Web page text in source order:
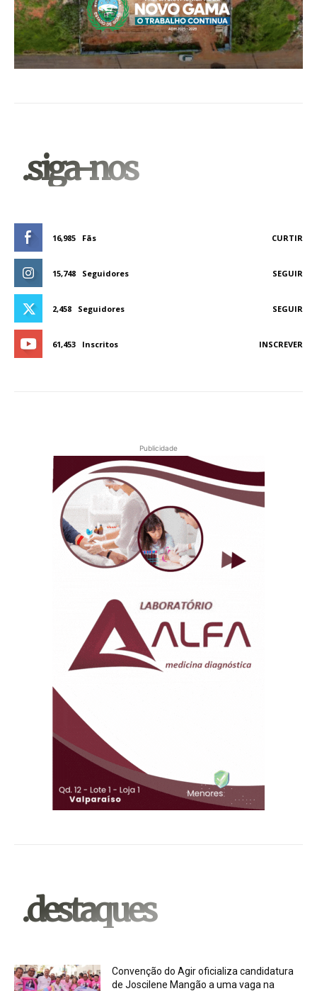
.siga-nos
16,985 Fãs CURTIR
15,748 Seguidores SEGUIR
2,458 Seguidores SEGUIR
61,453 Inscritos INSCREVER
Publicidade
.destaques
Convenção do Agir oficializa candidatura
de Joscilene Mangão a uma vaga na